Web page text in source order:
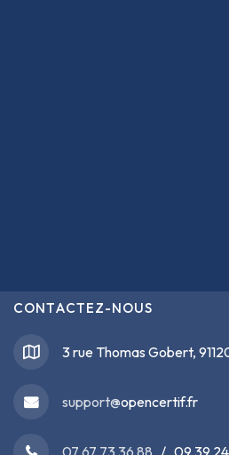
CONTACTEZ-NOUS
3 rue Thomas Gobert,
support@opencertif.fr